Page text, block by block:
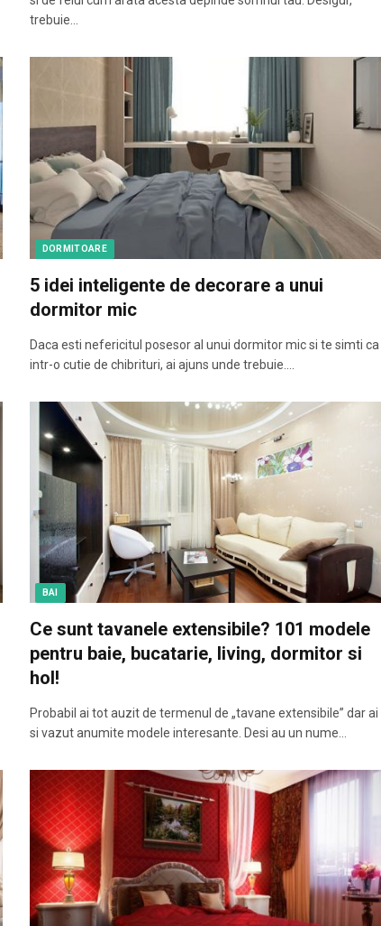
trebuie…
DORMITOARE
5 idei inteligente de decorare a unui
dormitor mic
Daca esti nefericitul posesor al unui dormitor mic si te simti ca
intr-o cutie de chibrituri, ai ajuns unde trebuie.…
BAI
Ce sunt tavanele extensibile? 101 modele
pentru baie, bucatarie, living, dormitor si
hol!
Probabil ai tot auzit de termenul de „tavane extensibile” dar ai
si vazut anumite modele interesante. Desi au un nume…